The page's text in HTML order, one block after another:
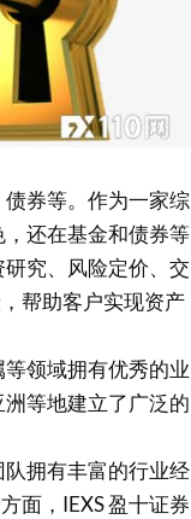
券等。作为一家综
还在基金和债券等
究、风险定价、交
帮助客户实现资产
领域拥有优秀的业
等地建立了广泛的
拥有丰富的行业经
面，IEXS 盈十证券